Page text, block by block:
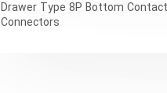
Drawer Type 8P Bottom
Connectors